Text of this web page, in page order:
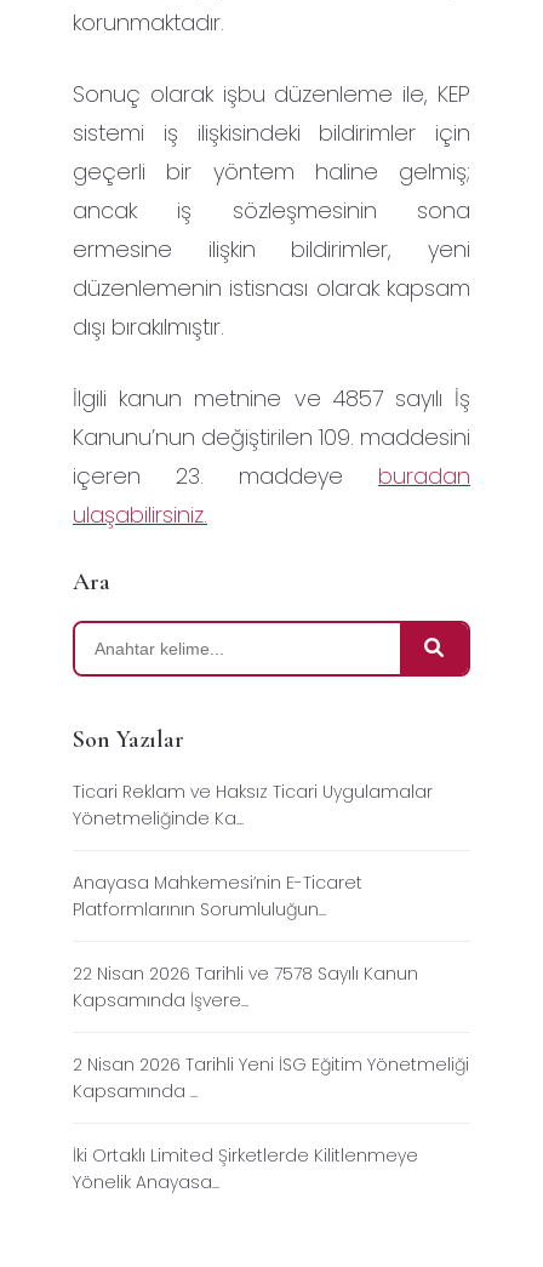
korunmaktadır.
Sonuç olarak işbu düzenleme ile, KEP
sistemi iş ilişkisindeki bildirimler için
geçerli bir yöntem haline gelmiş;
ancak iş sözleşmesinin sona
ermesine ilişkin bildirimler, yeni
düzenlemenin istisnası olarak kapsam
dışı bırakılmıştır.
İlgili kanun metnine ve 4857 sayılı İş
Kanunu’nun değiştirilen 109. maddesini
içeren 23. maddeye buradan
ulaşabilirsiniz.
Ara
Son Yazılar
Ticari Reklam ve Haksız Ticari Uygulamalar
Yönetmeliğinde Ka...
Anayasa Mahkemesi’nin E-Ticaret
Platformlarının Sorumluluğun...
22 Nisan 2026 Tarihli ve 7578 Sayılı Kanun
Kapsamında İşvere...
2 Nisan 2026 Tarihli Yeni İSG Eğitim Yönetmeliği
Kapsamında ...
İki Ortaklı Limited Şirketlerde Kilitlenmeye
Yönelik Anayasa...